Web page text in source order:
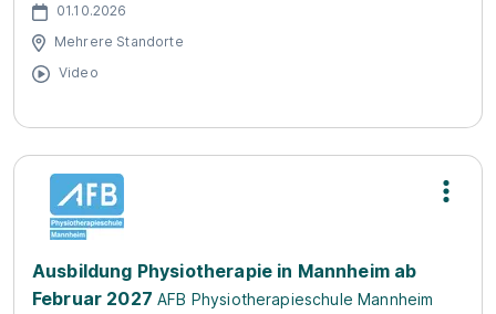
01.10.2026
Mehrere Standorte
Video
Ausbildung Physiotherapie in Mannheim ab
Februar 2027 AFB Physiotherapieschule Mannheim